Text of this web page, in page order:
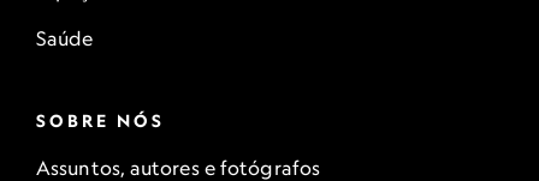
Saúde
SOBRE NÓS
Assuntos, autores e fotógrafos